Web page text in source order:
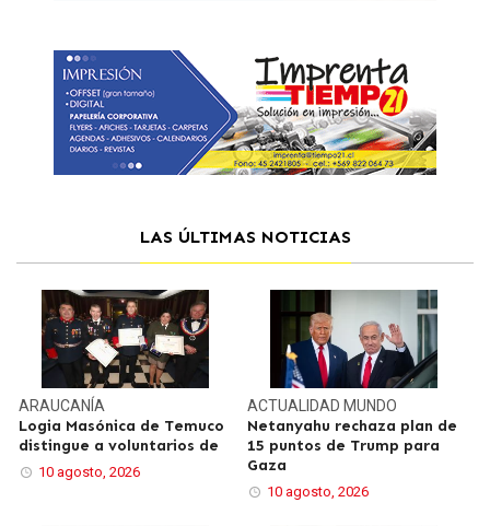
LAS ÚLTIMAS NOTICIAS
ARAUCANÍA
Logia Masónica de Temuco
distingue a voluntarios de
10 agosto, 2026
ACTUALIDAD MUNDO
Netanyahu rechaza plan de
15 puntos de Trump para
Gaza
10 agosto, 2026